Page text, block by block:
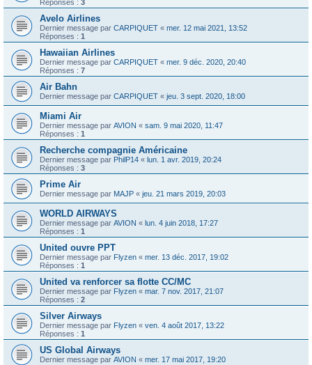
Réponses : 3
Avelo Airlines
Dernier message par CARPIQUET « mer. 12 mai 2021, 13:52
Réponses : 1
Hawaiian Airlines
Dernier message par CARPIQUET « mer. 9 déc. 2020, 20:40
Réponses : 7
Air Bahn
Dernier message par CARPIQUET « jeu. 3 sept. 2020, 18:00
Miami Air
Dernier message par AVION « sam. 9 mai 2020, 11:47
Réponses : 1
Recherche compagnie Américaine
Dernier message par PhilP14 « lun. 1 avr. 2019, 20:24
Réponses : 3
Prime Air
Dernier message par MAJP « jeu. 21 mars 2019, 20:03
WORLD AIRWAYS
Dernier message par AVION « lun. 4 juin 2018, 17:27
Réponses : 1
United ouvre PPT
Dernier message par Flyzen « mer. 13 déc. 2017, 19:02
Réponses : 1
United va renforcer sa flotte CC/MC
Dernier message par Flyzen « mar. 7 nov. 2017, 21:07
Réponses : 2
Silver Airways
Dernier message par Flyzen « ven. 4 août 2017, 13:22
Réponses : 1
US Global Airways
Dernier message par AVION « mer. 17 mai 2017, 19:20